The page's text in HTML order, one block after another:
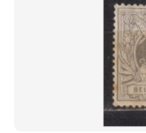
Varietà e curiosità
Varietà (Catalogo Luppi)
Asta con offerte
Aste senza offerte
Tutte le durate